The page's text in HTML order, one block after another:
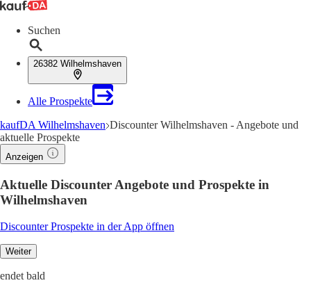
Suchen
26382 Wilhelmshaven
Alle Prospekte
kaufDA Wilhelmshaven Discounter Wilhelmshaven - Angebote und
aktuelle Prospekte
Anzeigen
Aktuelle Discounter Angebote und Prospekte in
Wilhelmshaven
Discounter Prospekte in der App öffnen
Weiter
endet bald